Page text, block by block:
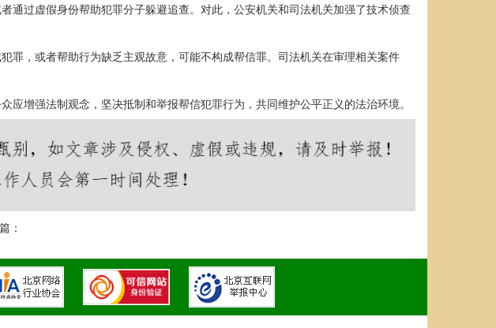
通过虚假身份帮助犯罪分子躲避追查。对此，公安机关和司法机关加强了技术侦查
罪，或者帮助行为缺乏主观故意，可能不构成帮信罪。司法机关在审理相关案件
增强法制观念，坚决抵制和举报帮信犯罪行为，共同维护公平正义的法治环境。
：